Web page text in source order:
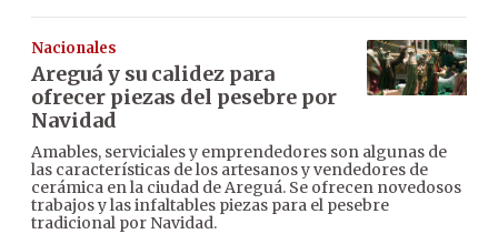
Nacionales
Areguá y su calidez para
ofrecer piezas del pesebre por
Navidad
Amables, serviciales y emprendedores son algunas de
las características de los artesanos y vendedores de
cerámica en la ciudad de Areguá. Se ofrecen novedosos
trabajos y las infaltables piezas para el pesebre
tradicional por Navidad.